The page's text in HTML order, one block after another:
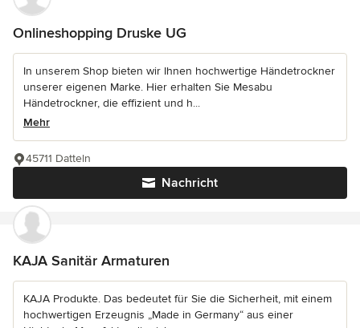
Onlineshopping Druske UG
In unserem Shop bieten wir Ihnen hochwertige Händetrockner
unserer eigenen Marke. Hier erhalten Sie Mesabu
Händetrockner, die effizient und h...
Mehr
Nachricht
45711 Datteln
KAJA Sanitär Armaturen
KAJA Produkte. Das bedeutet für Sie die Sicherheit, mit einem
hochwertigen Erzeugnis „Made in Germany“ aus einer